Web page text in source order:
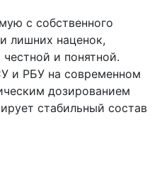
с собственного
лишних наценок,
и понятной.
и РБУ на современном
дозированием
стабильный состав